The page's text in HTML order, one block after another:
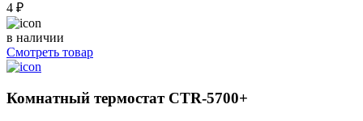
4 ₽
в наличии
Смотреть товар
Комнатный термостат CTR-5700+